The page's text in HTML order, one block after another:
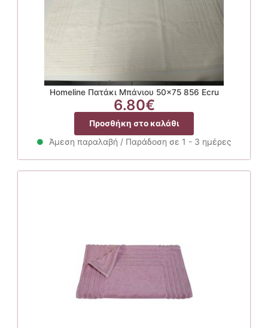
Homeline Πατάκι Μπάνιου 50×75 856 Ecru
6.80€
Προσθήκη στο καλάθι
Άμεση παραλαβή / Παράδοση σε 1 - 3 ημέρες